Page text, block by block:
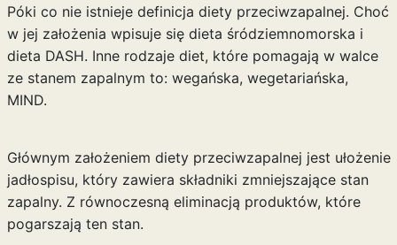
Póki co nie istnieje definicja diety przeciwzapalnej. Choć
w jej założenia wpisuje się dieta śródziemnomorska i
dieta DASH. Inne rodzaje diet, które pomagają w walce
ze stanem zapalnym to: wegańska, wegetariańska,
MIND.
Głównym założeniem diety przeciwzapalnej jest ułożenie
jadłospisu, który zawiera składniki zmniejszające stan
zapalny. Z równoczesną eliminacją produktów, które
pogarszają ten stan.